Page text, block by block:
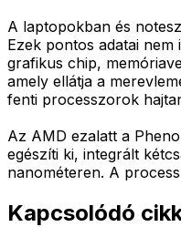
A laptopokban és
Ezek pontos adatai
grafikus chip,
amely ellátja a
fenti processzorok
Az AMD ezalatt a
egészíti ki, integrált
nanométeren. A
Kapcsolódó